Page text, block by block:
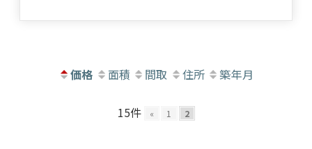
価格 面積 間取 住所 築年月
15件 « 1 2